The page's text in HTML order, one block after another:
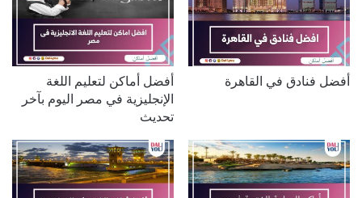
أفضل فنادق في القاهرة
أفضل أماكن لتعليم اللغة
الإنجليزية في مصر اليوم بآخر
تحديث